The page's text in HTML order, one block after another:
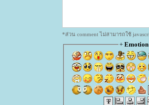
*ส่วน comment ไม่สามารถใช้
+ Emotion